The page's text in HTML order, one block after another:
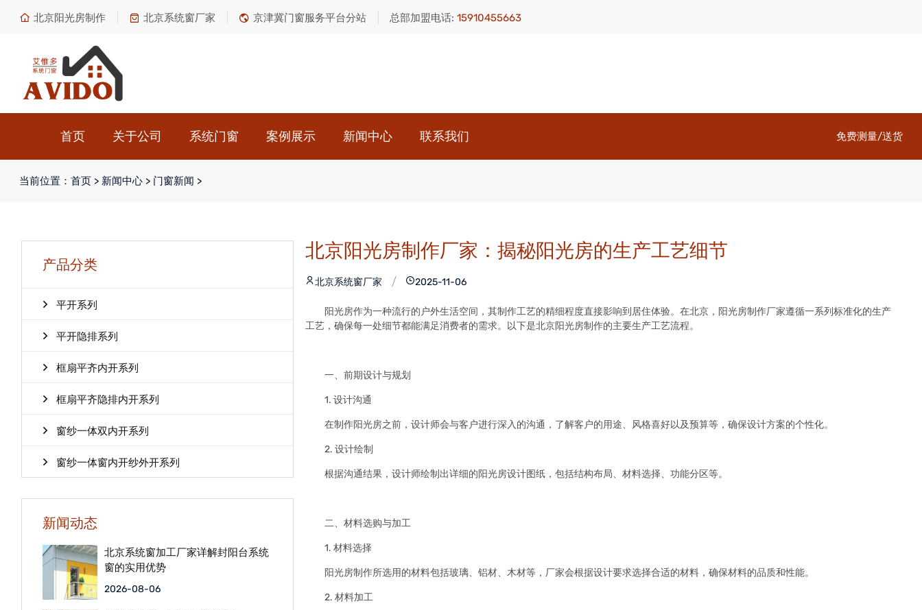
北京阳光房制作 北京系统窗厂家 京津冀门窗服务平台分站 总部加盟电话: 15910455663
首页 关于公司 系统门窗 案例展示 新闻中心 联系我们 免费测量/送货
当前位置： 首页 > 新闻中心 > 门窗新闻 >
产品分类
平开系列
平开隐排系列
框扇平齐内开系列
框扇平齐隐排内开系列
窗纱一体双内开系列
窗纱一体窗内开纱外开系列
新闻动态
北京系统窗加工厂家详解封阳台系统
窗的实用优势
2026-08-06
北京阳光房制作厂家：揭秘阳光房的生产工艺细节
北京系统窗厂家 2025-11-06
阳光房作为一种流行的户外生活空间，其制作工艺的精细程度直接影响到居住体验。在北京，阳光房制作厂家遵循一系列标准化的生产
工艺，确保每一处细节都能满足消费者的需求。以下是北京阳光房制作的主要生产工艺流程。
一、前期设计与规划
1. 设计沟通
在制作阳光房之前，设计师会与客户进行深入的沟通，了解客户的用途、风格喜好以及预算等，确保设计方案的个性化。
2. 设计绘制
根据沟通结果，设计师绘制出详细的阳光房设计图纸，包括结构布局、材料选择、功能分区等。
二、材料选购与加工
1. 材料选择
阳光房制作所选用的材料包括玻璃、铝材、木材等，厂家会根据设计要求选择合适的材料，确保材料的品质和性能。
2. 材料加工